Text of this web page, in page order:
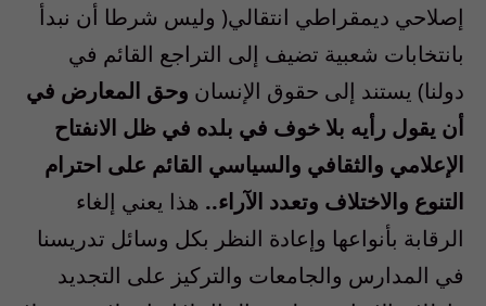
إصلاحي ديمقراطي انتقالي( وليس شرطا أن نبدأ
بانتخابات شعبية تضيف إلى التراجع القائم في
دولنا) يستند إلى حقوق الإنسان وحق المعارض في
أن يقول رأيه بلا خوف في بلده في ظل الانفتاح
الإعلامي والثقافي والسياسي القائم على احترام
التنوع والاختلاف وتعدد الآراء.. هذا يعني إلغاء
الرقابة بأنواعها وإعادة النظر بكل وسائل تدريسنا
في المدارس والجامعات والتركيز على التجديد